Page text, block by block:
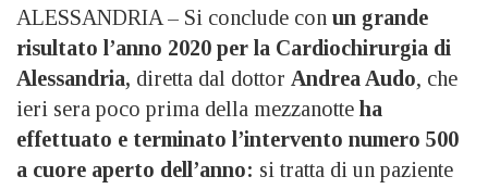
ALESSANDRIA – Si conclude con un grande
risultato l’anno 2020 per la Cardiochirurgia di
Alessandria, diretta dal dottor Andrea Audo, che
ieri sera poco prima della mezzanotte ha
effettuato e terminato l’intervento numero 500
a cuore aperto dell’anno: si tratta di un paziente